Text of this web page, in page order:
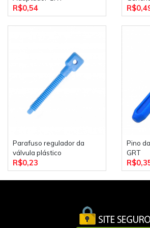
R$0,54
Parafuso regulador da
válvula plástico
R$0,23
Pino da Haste Pendular
GRT